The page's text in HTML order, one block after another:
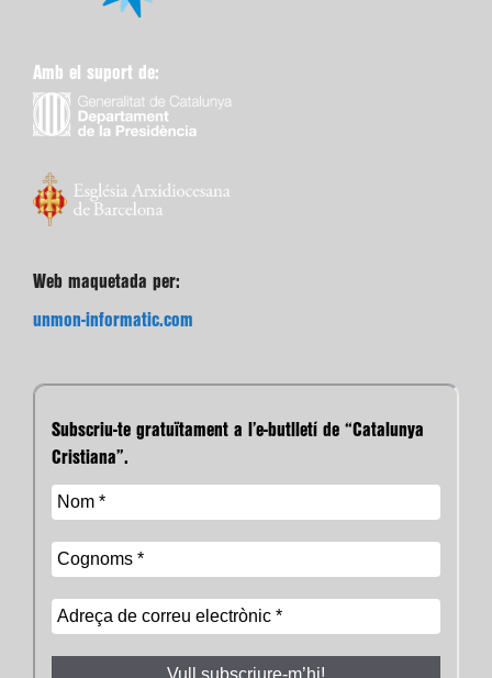
Amb el suport de:
Web maquetada per:
unmon-informatic.com
Subscriu-te gratuïtament a l’e-butlletí de “Catalunya
Cristiana”.